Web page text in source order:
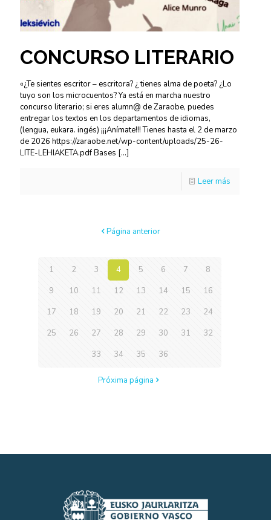
CONCURSO LITERARIO
«¿Te sientes escritor – escritora? ¿ tienes alma de poeta? ¿Lo
tuyo son los microcuentos? Ya está en marcha nuestro
concurso literario; si eres alumn@ de Zaraobe, puedes
entregar los textos en los departamentos de idiomas,
(lengua, eukara. ingés) ¡¡¡Anímate!!! Tienes hasta el 2 de marzo
de 2026 https://zaraobe.net/wp-content/uploads/25-26-
LITE-LEHIAKETA.pdf Bases […]
Leer más
Página anterior
1 2 3 4 5 6 7
8
9
10 11 12 13 14 15
16
17
18 19 20 21 22 23
24
25
26 27 28 29 30 31
32
33
34 35 36
Próxima página